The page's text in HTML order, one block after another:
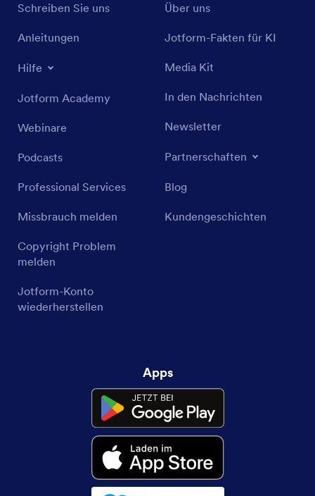
Schreiben Sie uns
Anleitungen
Hilfe
Jotform Academy
Webinare
Podcasts
Professional Services
Missbrauch melden
Copyright Problem
melden
Jotform-Konto
wiederherstellen
Über uns
Jotform-Fakten für KI
Media Kit
In den Nachrichten
Newsletter
Partnerschaften
Blog
Kundengeschichten
Apps